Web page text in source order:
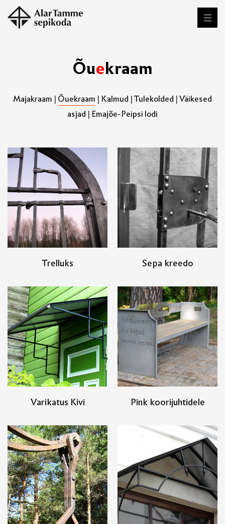
Õuekraam
Majakraam | Õuekraam | Kalmud |Tulekolded |Väikesed
asjad | Emajõe-Peipsi lodi
Trelluks Sepa kreedo
Varikatus Kivi Pink koorijuhtidele